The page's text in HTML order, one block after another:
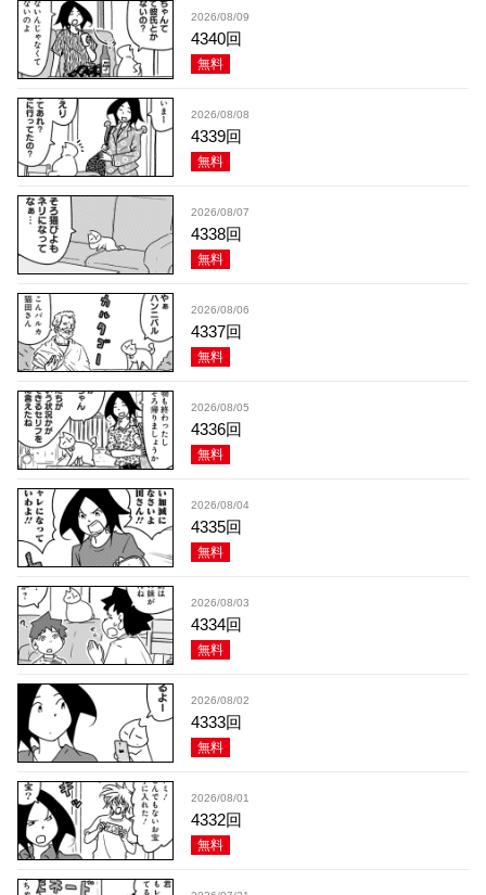
2026/08/09
4340回
無料
2026/08/08
4339回
無料
2026/08/07
4338回
無料
2026/08/06
4337回
無料
2026/08/05
4336回
無料
2026/08/04
4335回
無料
2026/08/03
4334回
無料
2026/08/02
4333回
無料
2026/08/01
4332回
無料